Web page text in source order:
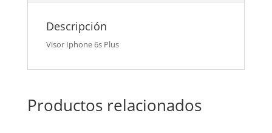
Descripción
Visor Iphone 6s Plus
Productos relacionados